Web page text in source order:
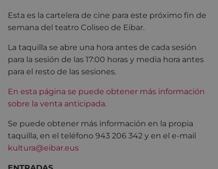
Esta es la cartelera de cine para este próximo fin de
semana del teatro Coliseo de Eibar.
La taquilla se abre una hora antes de cada sesión
para la sesión de las 17:00 horas y media hora antes
para el resto de las sesiones.
En esta página se puede obtener más información
sobre la venta anticipada.
Se puede obtener más información en la propia
taquilla, en el teléfono 943 206 342 y en el e-mail
kultura@eibar.eus